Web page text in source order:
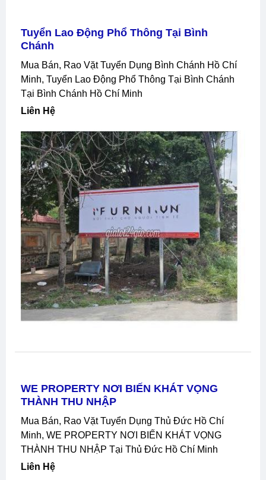
Tuyển Lao Động Phổ Thông Tại Bình
Chánh
Mua Bán, Rao Vặt Tuyển Dụng Bình Chánh Hồ Chí
Minh, Tuyển Lao Động Phổ Thông Tại Bình Chánh
Tại Bình Chánh Hồ Chí Minh
Liên Hệ
WE PROPERTY NƠI BIẾN KHÁT VỌNG
THÀNH THU NHẬP
Mua Bán, Rao Vặt Tuyển Dụng Thủ Đức Hồ Chí
Minh, WE PROPERTY NƠI BIẾN KHÁT VỌNG
THÀNH THU NHẬP Tại Thủ Đức Hồ Chí Minh
Liên Hệ